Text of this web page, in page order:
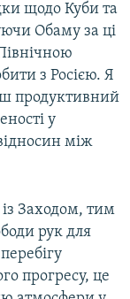
щодо Куби та
Обаму за ці
з Росією. Я
продуктивний
у
між
Заходом, тим
рук для
прогресу, це